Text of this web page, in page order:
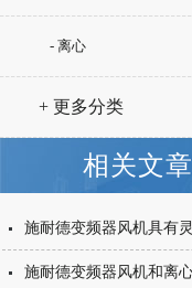
- 离心
+ 更多分类
相关文章